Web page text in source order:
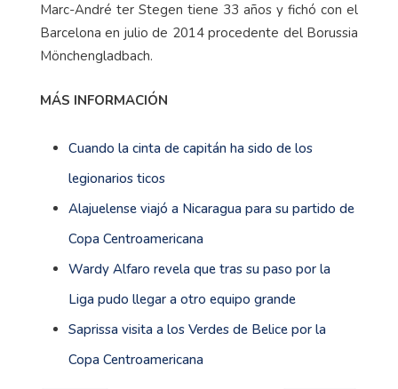
Marc-André ter Stegen tiene 33 años y fichó con el
Barcelona en julio de 2014 procedente del Borussia
Mönchengladbach.
MÁS INFORMACIÓN
Cuando la cinta de capitán ha sido de los
legionarios ticos
Alajuelense viajó a Nicaragua para su partido de
Copa Centroamericana
Wardy Alfaro revela que tras su paso por la
Liga pudo llegar a otro equipo grande
Saprissa visita a los Verdes de Belice por la
Copa Centroamericana